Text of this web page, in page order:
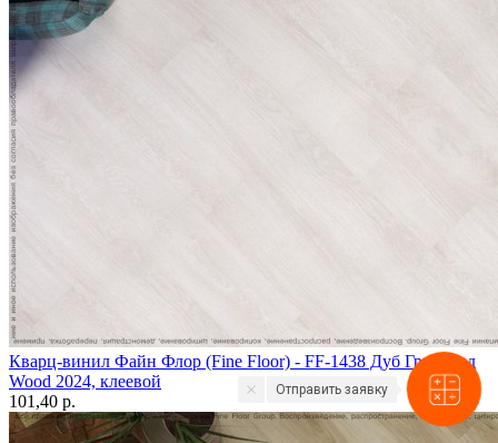
Кварц-винил Файн Флор (Fine Floor) - FF-1438 Дуб Гримстад
Wood 2024, клеевой
101,40 p.
Отправить заявку